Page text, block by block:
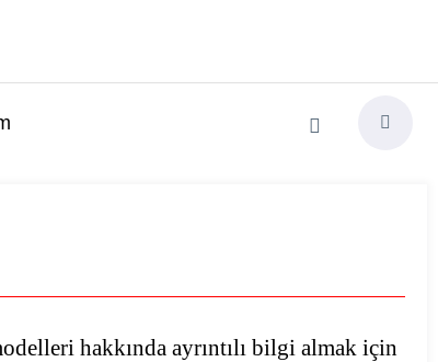
hakkında ayrıntılı bilgi almak için